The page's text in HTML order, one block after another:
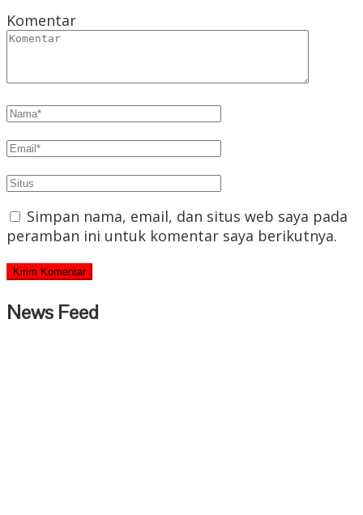
Komentar
Simpan nama, email, dan situs web saya pada
peramban ini untuk komentar saya berikutnya.
News Feed